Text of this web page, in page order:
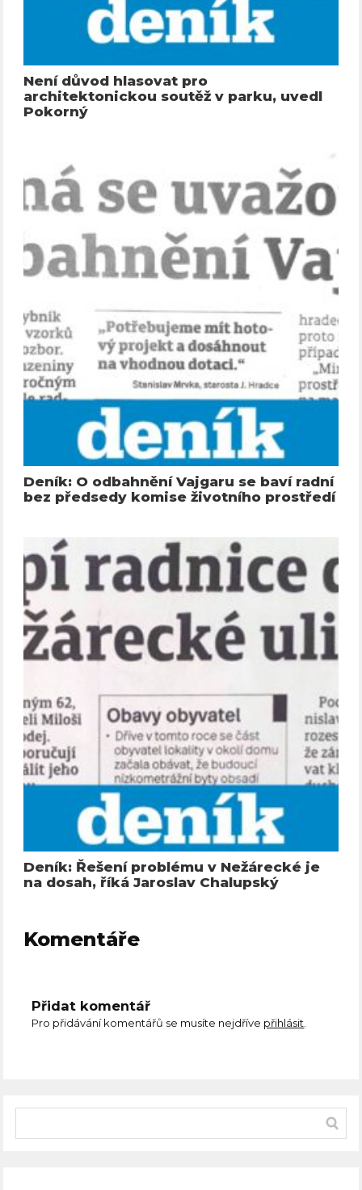
Není důvod hlasovat pro
architektonickou soutěž v parku, uvedl
Pokorný
Deník: O odbahnění Vajgaru se baví radní
bez předsedy komise životního prostředí
Deník: Řešení problému v Nežárecké je
na dosah, říká Jaroslav Chalupský
Komentáře
Přidat komentář
Pro přidávání komentářů se musíte nejdříve přihlásit.